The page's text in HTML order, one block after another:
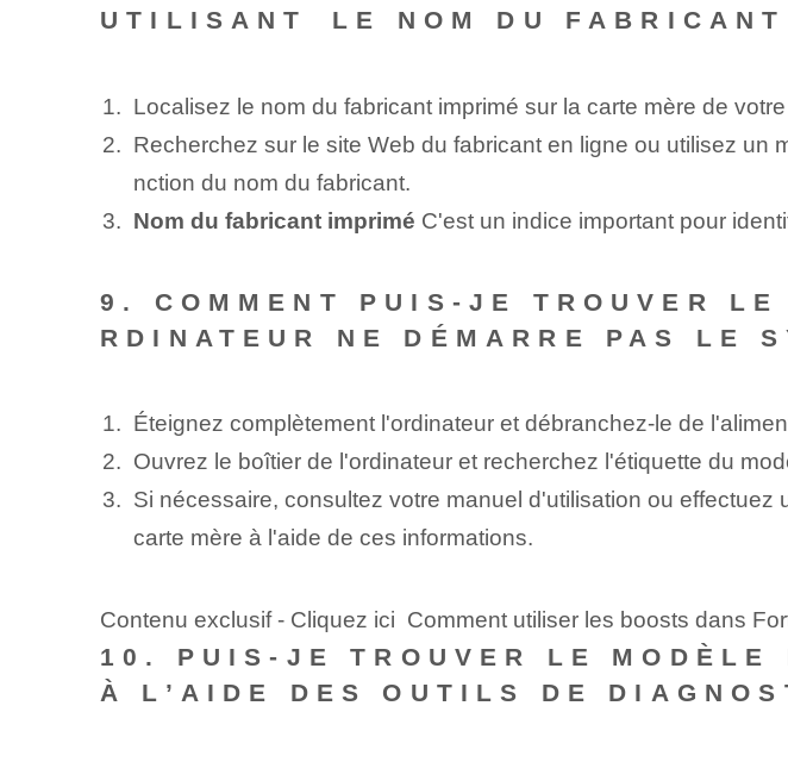
UTILISANT ⁤LE NOM DU
Localisez le nom du fabricant imprimé sur la carte mère de
Recherchez sur le site Web du fabricant en ligne ou utilisez un
nction du nom du fabricant.
Nom du fabricant imprimé C'est un indice important pour
9. COMMENT PUIS-JE TROUVER
RDINATEUR NE DÉMARRE PAS LE
Éteignez complètement l'ordinateur et débranchez-le de
Ouvrez le boîtier de l'ordinateur et recherchez l'étiquette du
Si nécessaire, consultez votre manuel d'utilisation ou
carte mère à l'aide de ces informations.
Contenu exclusif - Cliquez ici Comment utiliser les boosts dans
10. PUIS-JE TROUVER LE MODÈLE
À L’AIDE DES OUTILS DE